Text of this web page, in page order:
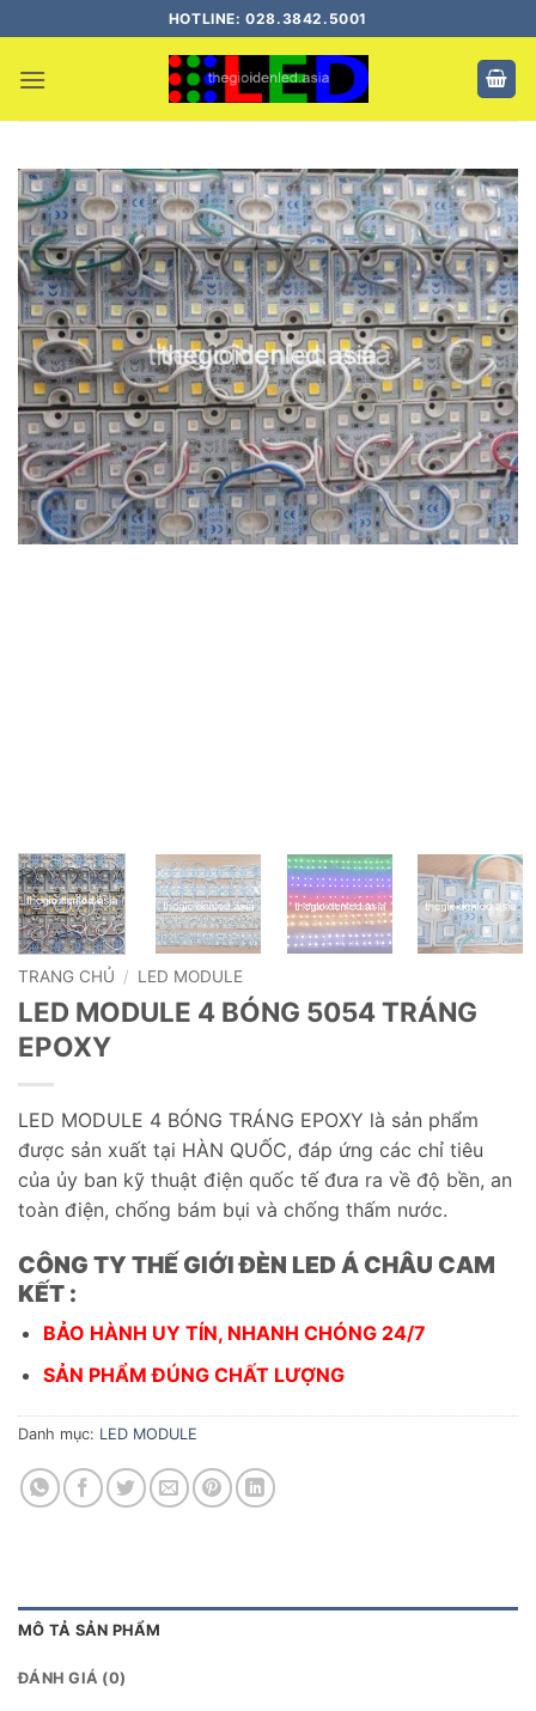
qua
nội
HOTLINE: 028.3842.5001
TRANG CHỦ / LED MODULE
LED MODULE 4 BÓNG 5054 TRÁNG
EPOXY
LED MODULE 4 BÓNG TRÁNG EPOXY là sản phẩm
được sản xuất tại HÀN QUỐC, đáp ứng các chỉ tiêu
của ủy ban kỹ thuật điện quốc tế đưa ra về độ bền, an
toàn điện, chống bám bụi và chống thấm nước.
CÔNG TY THẾ GIỚI ĐÈN LED Á CHÂU CAM
KẾT :
BẢO HÀNH UY TÍN, NHANH CHÓNG 24/7
SẢN PHẨM ĐÚNG CHẤT LƯỢNG
Danh mục: LED MODULE
MÔ TẢ SẢN PHẨM
ĐÁNH GIÁ (0)